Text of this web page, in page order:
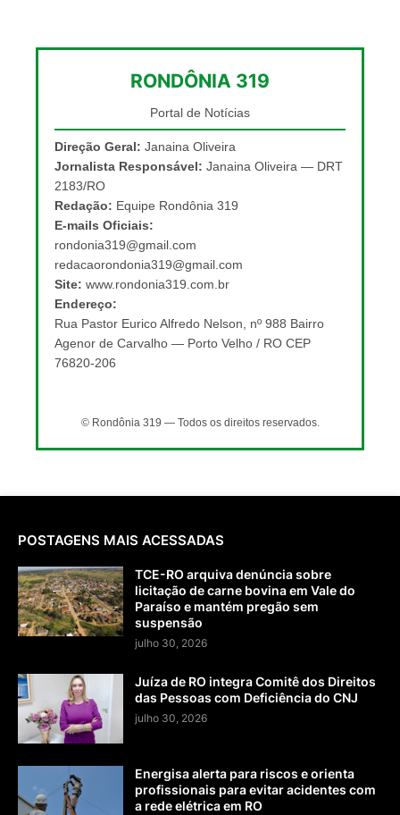
RONDÔNIA 319
Portal de Notícias
Direção Geral: Janaina Oliveira
Jornalista Responsável: Janaina Oliveira — DRT
2183/RO
Redação: Equipe Rondônia 319
E-mails Oficiais:
rondonia319@gmail.com
redacaorondonia319@gmail.com
Site: www.rondonia319.com.br
Endereço:
Rua Pastor Eurico Alfredo Nelson, nº 988 Bairro
Agenor de Carvalho — Porto Velho / RO CEP
76820-206
© Rondônia 319 — Todos os direitos reservados.
POSTAGENS MAIS ACESSADAS
TCE-RO arquiva denúncia sobre
licitação de carne bovina em Vale do
Paraíso e mantém pregão sem
suspensão
julho 30, 2026
Juíza de RO integra Comitê dos Direitos
das Pessoas com Deficiência do CNJ
julho 30, 2026
Energisa alerta para riscos e orienta
profissionais para evitar acidentes com
a rede elétrica em RO